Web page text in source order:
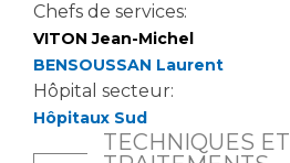
Chefs de services:
VITON Jean-Michel
BENSOUSSAN Laurent
Hôpital secteur:
Hôpitaux Sud
TECHNIQUES ET